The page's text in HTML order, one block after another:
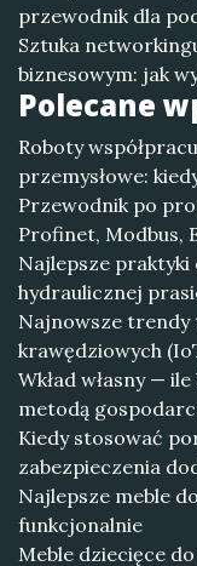
przewodnik dla
Sztuka
biznesowym: jak
Polecane
Roboty
przemysłowe:
Przewodnik po
Profinet, Modbus,
Najlepsze praktyki
hydraulicznej
Najnowsze trendy
krawędziowych
Wkład własny —
metodą
Kiedy stosować
zabezpieczenia
Najlepsze meble
funkcjonalnie
Meble dziecięce